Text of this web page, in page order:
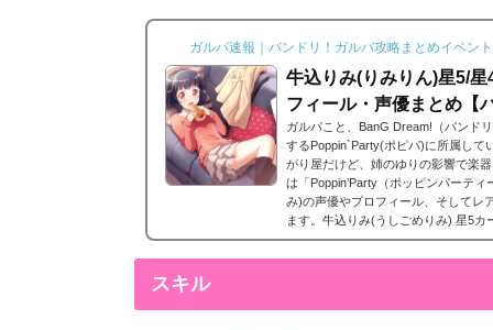
ガルパ速報｜バンドリ！ガルパ攻略まとめイベン
牛込りみ(りみりん)星5/
フィール・声優まとめ【
ガルパこと、BanG Dream!（バンド
するPoppin`Party(ポピパ)に所属して
がり屋だけど、姉のゆりの影響で楽
は「Poppin’Party（ポッピンパーテ
み)の声優やプロフィール、そしてレ
ます。牛込りみ(うしごめりみ) 星5
5カードまとめです。牛込りみ 星5［
31日追加。初期の...
スキル